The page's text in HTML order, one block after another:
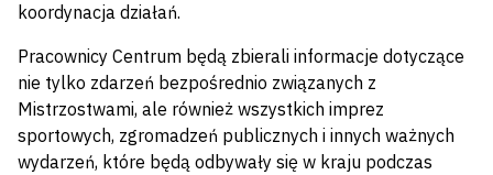
koordynacja działań.
Pracownicy Centrum będą zbierali informacje dotyczące
nie tylko zdarzeń bezpośrednio związanych z
Mistrzostwami, ale również wszystkich imprez
sportowych, zgromadzeń publicznych i innych ważnych
wydarzeń, które będą odbywały się w kraju podczas